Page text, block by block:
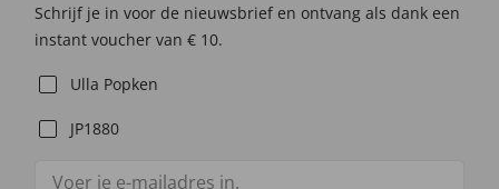
Schrijf je in voor de nieuwsbrief en ontvang als dank een
instant voucher van € 10.
Ulla Popken
JP1880